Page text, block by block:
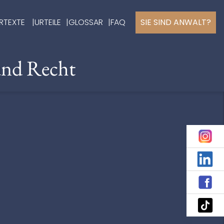
URTEILE GLOSSAR FAQ SIE SIND ANWALT?
Recht